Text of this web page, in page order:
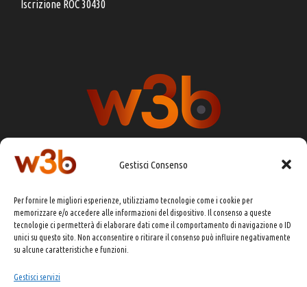
Gestisci Consenso
Per fornire le migliori esperienze, utilizziamo tecnologie come i cookie per
memorizzare e/o accedere alle informazioni del dispositivo. Il consenso a queste
tecnologie ci permetterà di elaborare dati come il comportamento di navigazione o ID
unici su questo sito. Non acconsentire o ritirare il consenso può influire negativamente
su alcune caratteristiche e funzioni.
Gestisci servizi
Iscrizione ROC 30430
DIRETTORE RESPONSABILE:
CHIARA PORTA
REDAZIONE & GRAFICA:EOIPSO.IT
EDITORE:
EOIPSO.IT
CONTATTI:redazione@presskit.it